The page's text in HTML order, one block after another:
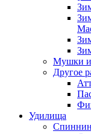
Мушки и
Другое
Удилища